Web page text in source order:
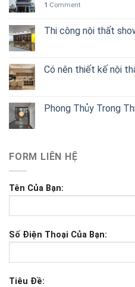
1 Comment
Thi công nội thất
Có nên thiết kế nội
Phong Thủy Trong
FORM LIÊN HỆ
Tên Của Bạn:
Số Điện Thoại Của Bạn:
Tiêu Đề: